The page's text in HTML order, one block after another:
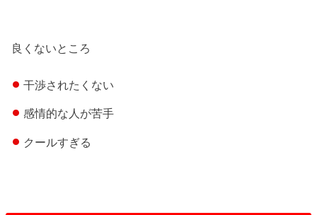
良くないところ
干渉されたくない
感情的な人が苦手
クールすぎる